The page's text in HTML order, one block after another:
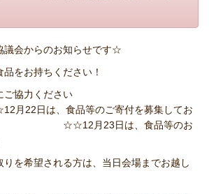
会からのお知らせです☆
をお持ちください！
イブ』にご協力ください
食品等のご寄付を募集してお
月23日は、食品等のお
を希望される方は、当日会場までお越し